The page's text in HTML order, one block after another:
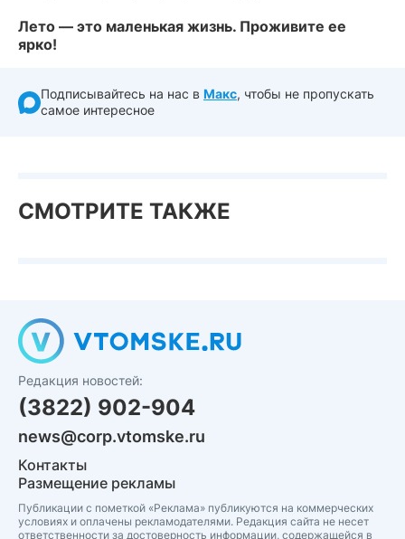
Лето — это маленькая жизнь. Проживите ее
ярко!
Подписывайтесь на нас в Макс, чтобы не пропускать
самое интересное
СМОТРИТЕ ТАКЖЕ
Редакция новостей:
(3822) 902-904
news@corp.vtomske.ru
Контакты
Размещение рекламы
Публикации с пометкой «Реклама» публикуются на коммерческих
условиях и оплачены рекламодателями. Редакция сайта не несет
ответственности за достоверность информации, содержащейся в